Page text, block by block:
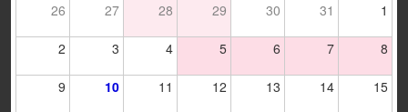
26 27 28 29 30 31 1
2 3 4 5 6 7 8
9 10 11 12 13 14 15